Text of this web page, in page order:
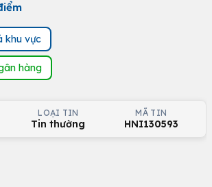
khu vực
hàng
LOẠI TIN
Tin thường
MÃ TIN
HNI130593